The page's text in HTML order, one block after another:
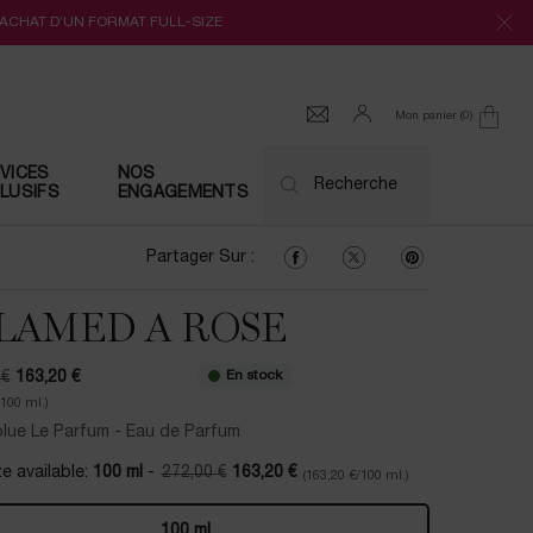
D’UN FORMAT FULL-SIZE
Mon panier 0
0 produit
NOS
ENGAGEMENTS
Recherche
Partager Sur : Partager Sur : Facebook
Partager Sur : Twitter
Partager Sur :
A ROSE
prix
163,20 €
ml.)
En stock
Le Parfum - Eau de Parfum
available: 100 ml - 272,00 € 163,20 € (163,20 €/100 ml.)